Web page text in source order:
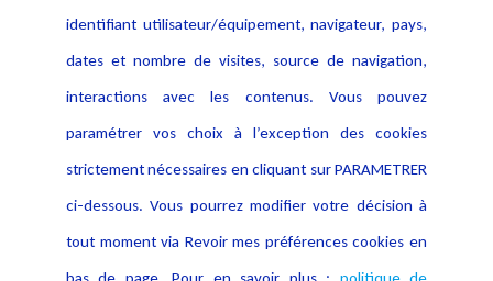
identifiant utilisateur/équipement, navigateur, pays,
dates et nombre de visites, source de navigation,
interactions avec les contenus. Vous pouvez
paramétrer vos choix à l’exception des cookies
strictement nécessaires en cliquant sur PARAMETRER
ci-dessous. Vous pourrez modifier votre décision à
tout moment via Revoir mes préférences cookies en